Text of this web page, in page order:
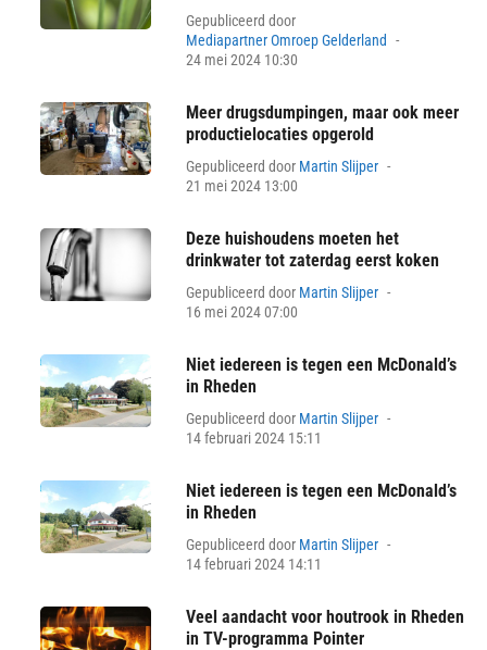
Gepubliceerd door
Mediapartner Omroep Gelderland
24 mei 2024 10:30
Meer drugsdumpingen, maar ook meer
productielocaties opgerold
Gepubliceerd door Martin Slijper
21 mei 2024 13:00
Deze huishoudens moeten het
drinkwater tot zaterdag eerst koken
Gepubliceerd door Martin Slijper
16 mei 2024 07:00
Niet iedereen is tegen een McDonald’s
in Rheden
Gepubliceerd door Martin Slijper
14 februari 2024 15:11
Niet iedereen is tegen een McDonald’s
in Rheden
Gepubliceerd door Martin Slijper
14 februari 2024 14:11
Veel aandacht voor houtrook in Rheden
in TV-programma Pointer